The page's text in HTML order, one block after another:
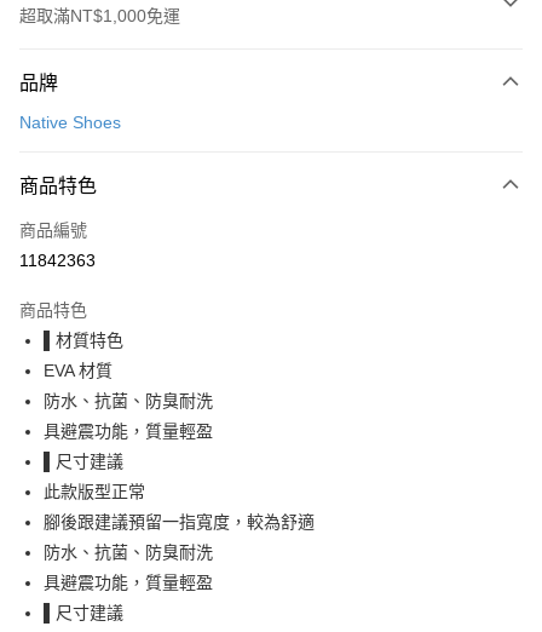
超取滿NT$1,000免運
信用卡一次付款
Apple Pay
街口支付
Google Pay
全盈+PAY
大哥付你分期
相關說明
【大哥付你分期使用說明】
1.本服務由台灣大哥大提供，台灣大哥大用戶可立即使用無須另外申請。
2.付款方式選擇「大哥付你分期」，訂單成立後會自動跳轉到大哥付的交易
流程，驗證手機門號後，選擇欲分期的期數、繳款截止日，確認付款後即完
成交易。
3.實際核准額度、可分期數及費用金額請依後續交易確認頁面所載為準。
消。如遇「轉專審核」未通過狀況，表示未達大哥付你分期系統評分，恕無
AFTEE先享後付
相關說明
【關於「AFTEE先享後付」】
AFTEE先享後付是「在收到商品之後才付款」的支付方式。 讓您購物簡單
便利好安心！
１．簡單：不需註冊會員、不需綁卡、不需儲值。
ATM付款
運送方式
品牌
Native Shoes
商品特色
商品編號
11842363
商品特色
▌材質特色
EVA 材質
防水、抗菌、防臭耐洗
具避震功能，質量輕盈
▌尺寸建議
此款版型正常
腳後跟建議預留一指寬度，較為舒適
防水、抗菌、防臭耐洗
具避震功能，質量輕盈
▌尺寸建議